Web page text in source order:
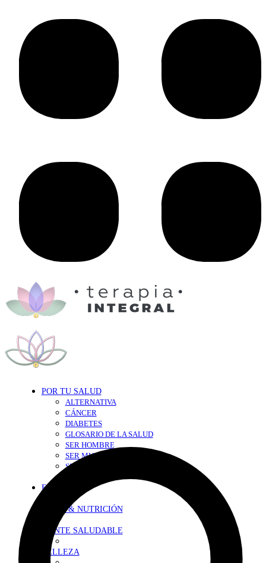
POR TU SALUD
ALTERNATIVA
CÁNCER
DIABETES
GLOSARIO DE LA SALUD
SER HOMBRE
SER MUJER
SEXY-SALUD
EN FORMA
DIETA & NUTRICIÓN
MENTE SALUDABLE
BELLEZA